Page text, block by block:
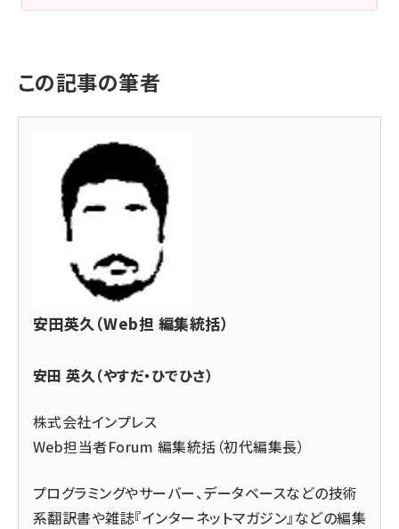
この記事の筆者
安田英久（Web担 編集統括）
安田 英久（やすだ・ひでひさ）
株式会社インプレス
Web担当者Forum 編集統括（初代編集長）
プログラミングやサーバー、データベースなどの技術
系翻訳書や雑誌『インターネットマガジン』などの編集